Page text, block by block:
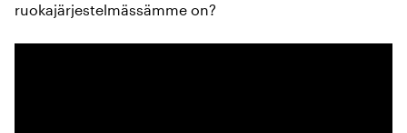
ruokajärjestelmässämme on?